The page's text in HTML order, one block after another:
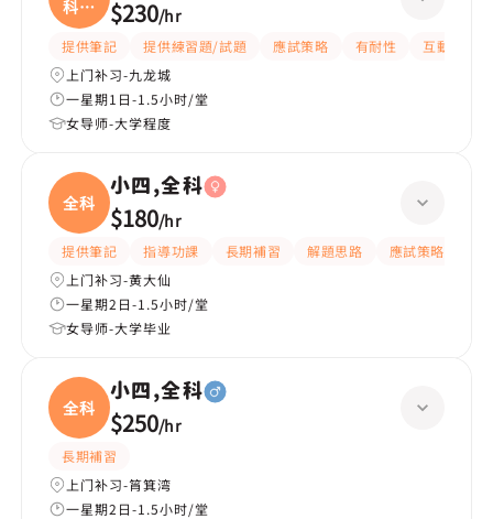
科、
中国
$230/hr
提供筆記 提供練習題/試題 應試策略 有耐性
互動教學
上门补习-九龙城
一星期1日-1.5小时/堂
女导师-大学程度
全科
小四,全科
$180/hr
提供筆記 指導功課 長期補習 解題思路 應試策略
上门补习-黄大仙
一星期2日-1.5小时/堂
女导师-大学毕业
全科
小四,全科
$250/hr
長期補習
上门补习-筲箕湾
一星期2日-1.5小时/堂